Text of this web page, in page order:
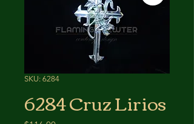
SKU: 6284
6284 Cruz Lirios